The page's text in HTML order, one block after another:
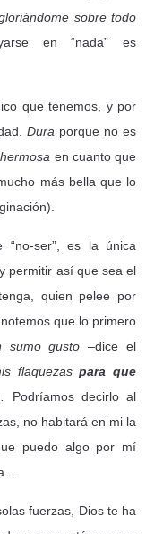
sobre todo
en “nada” es
que tenemos, y por
Dura porque no es
hermosa en cuanto que
más bella que lo
ser”, es la única
permitir así que sea el
quien pelee por
que lo primero
sumo gusto –dice el
flaquezas para que
Podríamos decirlo al
no habitará en mi la
puedo algo por mí
fuerzas, Dios te ha